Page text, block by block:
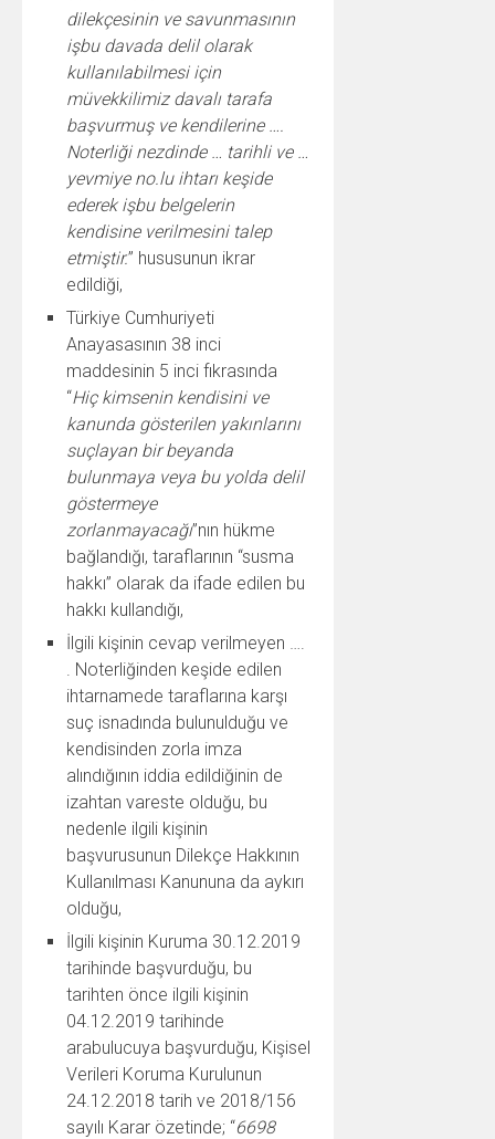
dilekçesinin ve savunmasının
işbu davada delil olarak
kullanılabilmesi için
müvekkilimiz davalı tarafa
başvurmuş ve kendilerine ….
Noterliği nezdinde … tarihli ve …
yevmiye no.lu ihtarı keşide
ederek işbu belgelerin
kendisine verilmesini talep
etmiştir.” hususunun ikrar
edildiği,
Türkiye Cumhuriyeti
Anayasasının 38 inci
maddesinin 5 inci fıkrasında
“Hiç kimsenin kendisini ve
kanunda gösterilen yakınlarını
suçlayan bir beyanda
bulunmaya veya bu yolda delil
göstermeye
zorlanmayacağı”nın hükme
bağlandığı, taraflarının “susma
hakkı” olarak da ifade edilen bu
hakkı kullandığı,
İlgili kişinin cevap verilmeyen ….
. Noterliğinden keşide edilen
ihtarnamede taraflarına karşı
suç isnadında bulunulduğu ve
kendisinden zorla imza
alındığının iddia edildiğinin de
izahtan vareste olduğu, bu
nedenle ilgili kişinin
başvurusunun Dilekçe Hakkının
Kullanılması Kanununa da aykırı
olduğu,
İlgili kişinin Kuruma 30.12.2019
tarihinde başvurduğu, bu
tarihten önce ilgili kişinin
04.12.2019 tarihinde
arabulucuya başvurduğu, Kişisel
Verileri Koruma Kurulunun
24.12.2018 tarih ve 2018/156
sayılı Karar özetinde; “6698